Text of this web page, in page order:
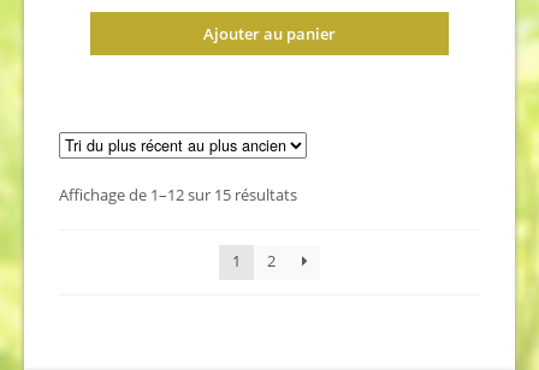
Ajouter au panier
Affichage de 1–12 sur 15 résultatsTrié
récent
1 2